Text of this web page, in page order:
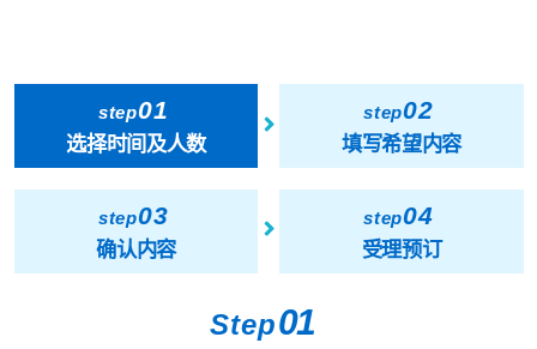
step01
选择时间及人数
step02
填写希望内容
step03
确认内容
step04
受理预订
Step01